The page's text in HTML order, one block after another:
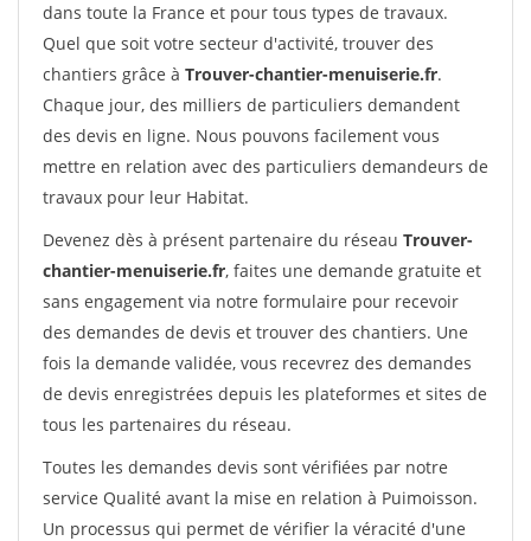
dans toute la France et pour tous types de travaux.
Quel que soit votre secteur d'activité, trouver des
chantiers grâce à Trouver-chantier-menuiserie.fr.
Chaque jour, des milliers de particuliers demandent
des devis en ligne. Nous pouvons facilement vous
mettre en relation avec des particuliers demandeurs de
travaux pour leur Habitat.
Devenez dès à présent partenaire du réseau Trouver-
chantier-menuiserie.fr, faites une demande gratuite et
sans engagement via notre formulaire pour recevoir
des demandes de devis et trouver des chantiers. Une
fois la demande validée, vous recevrez des demandes
de devis enregistrées depuis les plateformes et sites de
tous les partenaires du réseau.
Toutes les demandes devis sont vérifiées par notre
service Qualité avant la mise en relation à Puimoisson.
Un processus qui permet de vérifier la véracité d'une